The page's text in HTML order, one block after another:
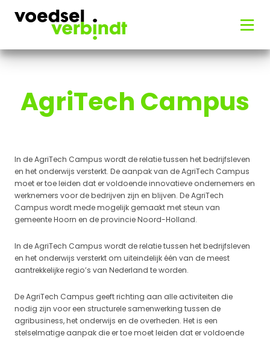
AgriTech Campus
In de AgriTech Campus wordt de relatie tussen het bedrijfsleven
en het onderwijs versterkt. De aanpak van de AgriTech Campus
moet er toe leiden dat er voldoende innovatieve ondernemers en
werknemers voor de bedrijven zijn en blijven. De AgriTech
Campus wordt mede mogelijk gemaakt met steun van
gemeente Hoorn en de provincie Noord-Holland.
In de AgriTech Campus wordt de relatie tussen het bedrijfsleven
en het onderwijs versterkt om uiteindelijk één van de meest
aantrekkelijke regio’s van Nederland te worden.
De AgriTech Campus geeft richting aan alle activiteiten die
nodig zijn voor een structurele samenwerking tussen de
agribusiness, het onderwijs en de overheden. Het is een
stelselmatige aanpak die er toe moet leiden dat er voldoende